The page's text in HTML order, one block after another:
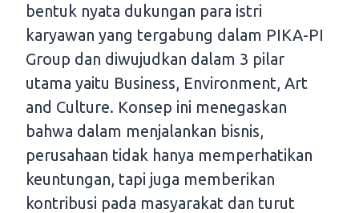
bentuk nyata dukungan para istri
karyawan yang tergabung dalam PIKA-PI
Group dan diwujudkan dalam 3 pilar
utama yaitu Business, Environment, Art
and Culture. Konsep ini menegaskan
bahwa dalam menjalankan bisnis,
perusahaan tidak hanya memperhatikan
keuntungan, tapi juga memberikan
kontribusi pada masyarakat dan turut